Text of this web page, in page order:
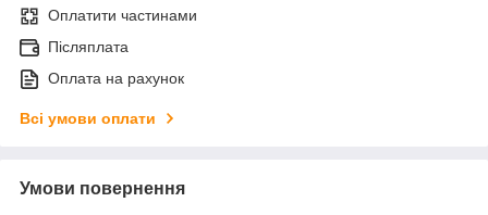
Оплатити частинами
Післяплата
Оплата на рахунок
Всі умови оплати
Умови повернення